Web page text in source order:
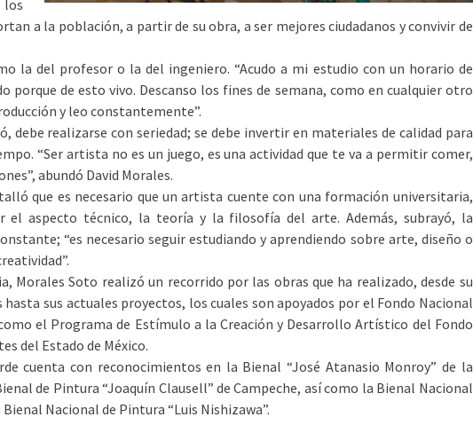
a la población, a partir de su obra, a ser mejores ciudadanos y convivir de
la del profesor o la del ingeniero. “Acudo a mi estudio con un horario de
porque de esto vivo. Descanso los fines de semana, como en cualquier otro
y leo constantemente”.
debe realizarse con seriedad; se debe invertir en materiales de calidad para
“Ser artista no es un juego, es una actividad que te va a permitir comer,
abundó David Morales.
que es necesario que un artista cuente con una formación universitaria,
el aspecto técnico, la teoría y la filosofía del arte. Además, subrayó, la
“es necesario seguir estudiando y aprendiendo sobre arte, diseño o
Morales Soto realizó un recorrido por las obras que ha realizado, desde su
sus actuales proyectos, los cuales son apoyados por el Fondo Nacional
el Programa de Estímulo a la Creación y Desarrollo Artístico del Fondo
del Estado de México.
cuenta con reconocimientos en la Bienal “José Atanasio Monroy” de la
de Pintura “Joaquín Clausell” de Campeche, así como la Bienal Nacional
Bienal Nacional de Pintura “Luis Nishizawa”.